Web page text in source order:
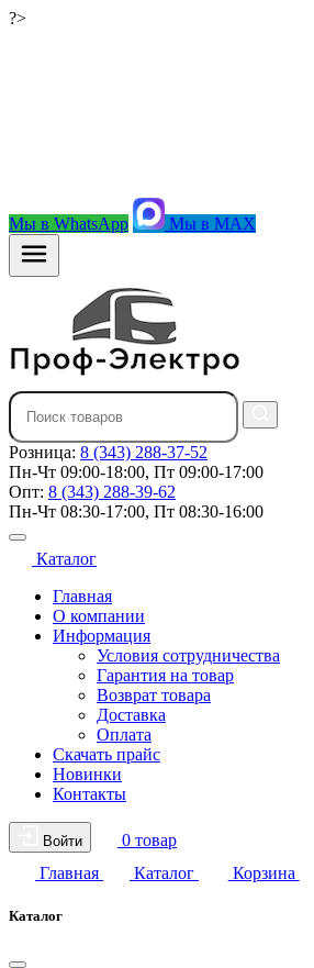
?>
Мы в WhatsApp Мы в MAX
Розница: 8 (343) 288-37-52
Пн-Чт 09:00-18:00, Пт 09:00-17:00
Опт: 8 (343) 288-39-62
Пн-Чт 08:30-17:00, Пт 08:30-16:00
Каталог
Главная
О компании
Информация
Условия сотрудничества
Гарантия на товар
Возврат товара
Доставка
Оплата
Скачать прайс
Новинки
Контакты
Войти
0 товар
Главная
Каталог Корзина
Каталог